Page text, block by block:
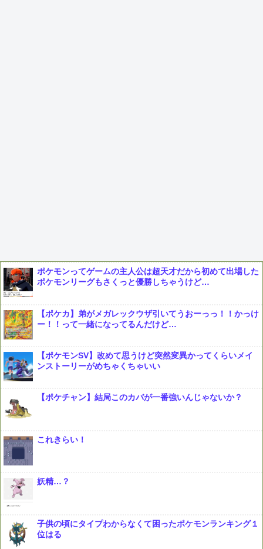
ポケモンってゲームの主人公は超天才だから初めて出場した
ポケモンリーグもさくっと優勝しちゃうけど…
【ポケカ】弟がメガレックウザ引いてうおーっっ！！かっけ
ー！！って一緒になってるんだけど…
【ポケモンSV】改めて思うけど突然変異かってくらいメイ
ンストーリーがめちゃくちゃいい
【ポケチャン】結局このカバが一番強いんじゃないか？
これきらい！
妖精…？
子供の頃にタイプわからなくて困ったポケモンランキング１
位はる